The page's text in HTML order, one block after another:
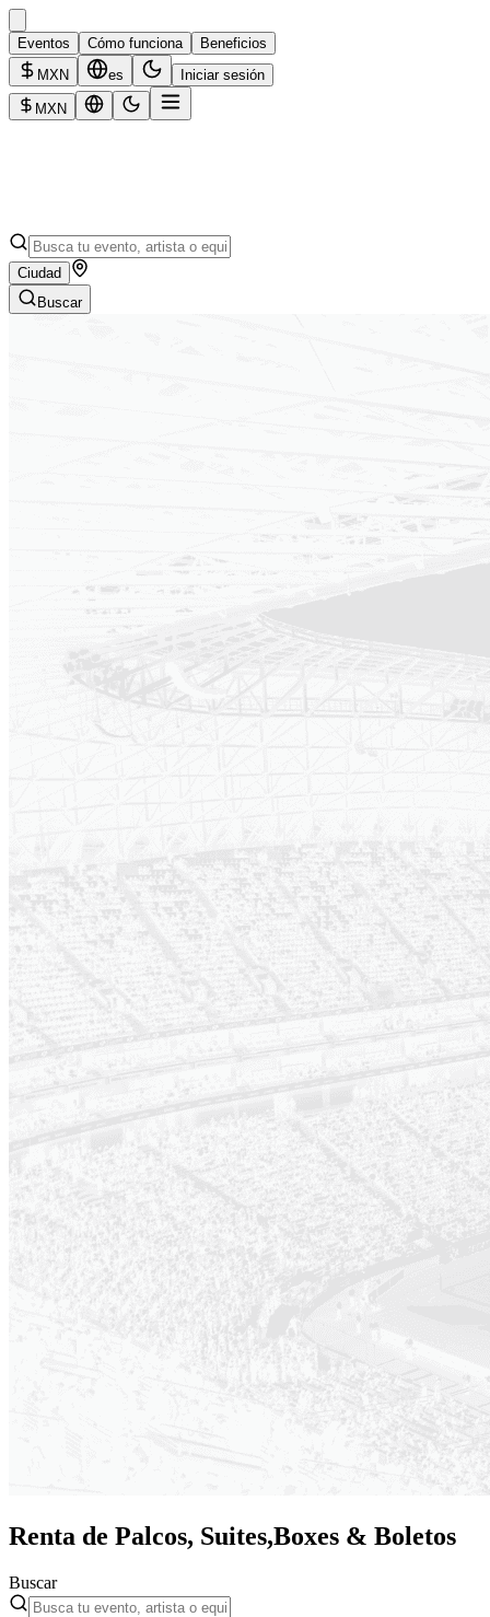
Eventos Cómo funciona
Beneficios
MXN
es Iniciar sesión
MXN
Ciudad
Buscar
Renta de Palcos, Suites,Boxes & Boletos
Buscar